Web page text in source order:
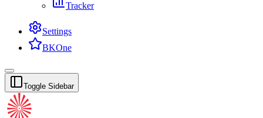
Tracker
Settings
BKOne
Toggle Sidebar